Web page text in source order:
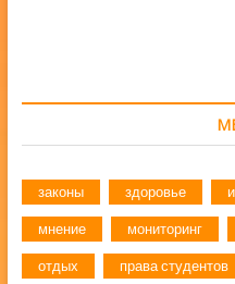
законы здоровье
мнение мониторинг
отдых права студентов